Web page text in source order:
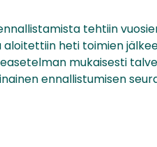
tehtiin
heti toimien
mukaisesti
ennallistumisen